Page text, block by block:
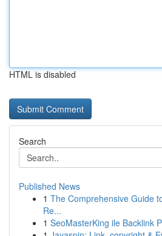
HTML is disabled
Search
Published News
1 The Comprehensive Guide
Re...
1 SeoMasterKing ile Backlink